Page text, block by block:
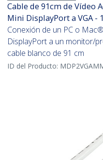
Cable de 91cm de Vídeo
Mini DisplayPort a VGA -
Conexión de un PC o
DisplayPort a un monitor/
cable blanco de 91 cm
ID del Producto: